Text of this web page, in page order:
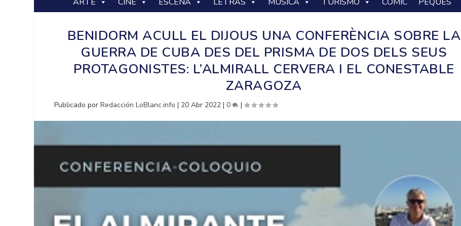
BENIDORM ACULL EL DIJOUS UNA CONFERÈNCIA SOBRE LA
GUERRA DE CUBA DES DEL PRISMA DE DOS DELS SEUS
PROTAGONISTES: L’ALMIRALL CERVERA I EL CONESTABLE
ZARAGOZA
Publicado porRedacción LoBlanc.info | 20 Abr 2022 |0 |